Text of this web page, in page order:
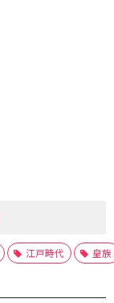
江戸時代 皇族